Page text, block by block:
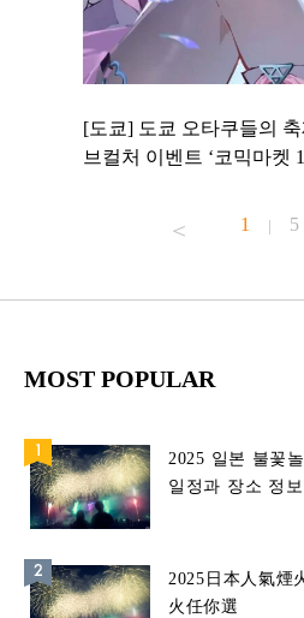
[도쿄] 도쿄 오타쿠들의
브컬처 이벤트 ‘코믹마켓
1 | 5
MOST POPULAR
2025 일본 불꽃
일정과 장소 정보
2025日本人氣煙火大會14
火任你選